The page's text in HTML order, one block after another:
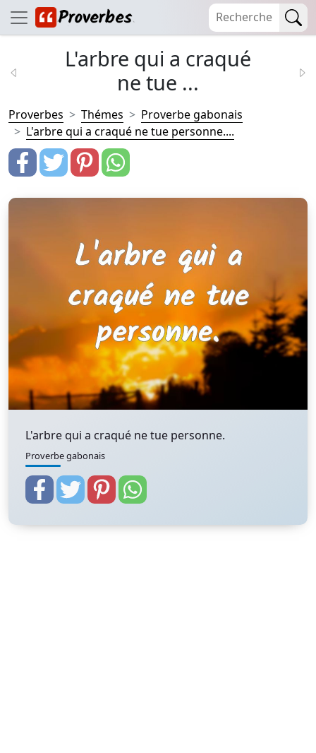
L'arbre qui a craqué
ne tue ...
Proverbes Thémes
Proverbe gabonais
L'arbre qui a craqué ne tue personne....
L'arbre qui a craqué ne tue personne.
Proverbe gabonais